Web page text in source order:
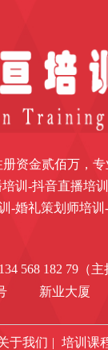
568 182 79（
60号 新业大厦
资金贰佰万，
训-抖音直播培
-婚礼策划师培
于我们 | 培训课